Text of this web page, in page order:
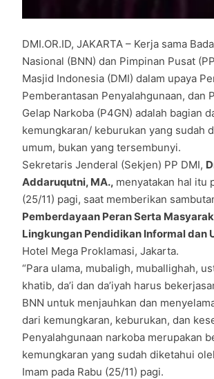
DMI.OR.ID, JAKARTA – Kerja sama
Nasional (BNN) dan Pimpinan Pusat
Masjid Indonesia (DMI) dalam upaya
Pemberantasan Penyalahgunaan, dan
Gelap Narkoba (P4GN) adalah bagian
kemungkaran/ keburukan yang sudah
umum, bukan yang tersembunyi.
Sekretaris Jenderal (Sekjen) PP DMI,
Addaruqutni, MA., menyatakan hal itu
(25/11) pagi, saat memberikan
Pemberdayaan Peran Serta
Lingkungan Pendidikan Informal dan
Hotel Mega Proklamasi, Jakarta.
“Para ulama, mubaligh, muballighah,
khatib, da’i dan da’iyah harus
BNN untuk menjauhkan dan
dari kemungkaran, keburukan, dan
Penyalahgunaan narkoba merupakan
kemungkaran yang sudah diketahui
Imam pada Rabu (25/11) pagi.